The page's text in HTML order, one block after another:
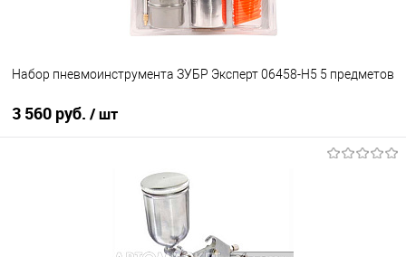
Набор пневмоинструмента ЗУБР Эксперт 06458-H5 5 предметов
3 560 руб. / шт